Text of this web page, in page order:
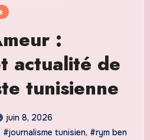
:
actualité de
tunisienne
juin 8, 2026
#journalisme tunisien, #rym ben